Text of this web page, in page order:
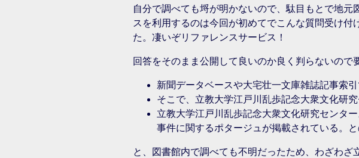
自分で調べても埒が明かないので、駄目もとで地
スを利用するのは今回が初めてでこんな質問受け
た。凄いぞリファレンスサービス！
回答をそのまま公開して良いのか良く判らないので
新聞データベースや大宅壮一文庫雑誌記事索
そこで、立教大学江戸川乱歩記念大衆文化研究
立教大学江戸川乱歩記念大衆文化研究センタ
事件に関するポタージュが掲載されている。と
と、図書館内で調べても不明だったため、わざわ